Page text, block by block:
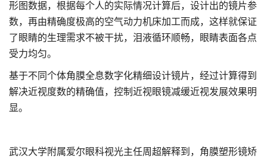
形图数据，根据每个人的实际情况计算后，设计出的镜片参
数，再由精确度极高的空气动力机床加工而成，这样就保证
了眼睛的生理需求不被干扰，泪液循环顺畅，眼睛表面各点
受力均匀。
基于不同个体角膜全息数字化精细设计镜片，经过计算得到
解决近视度数的精确值，控制近视眼镜减缓近视发展效果明
显。
武汉大学附属爱尔眼科视光主任周超解释到，角膜塑形镜矫